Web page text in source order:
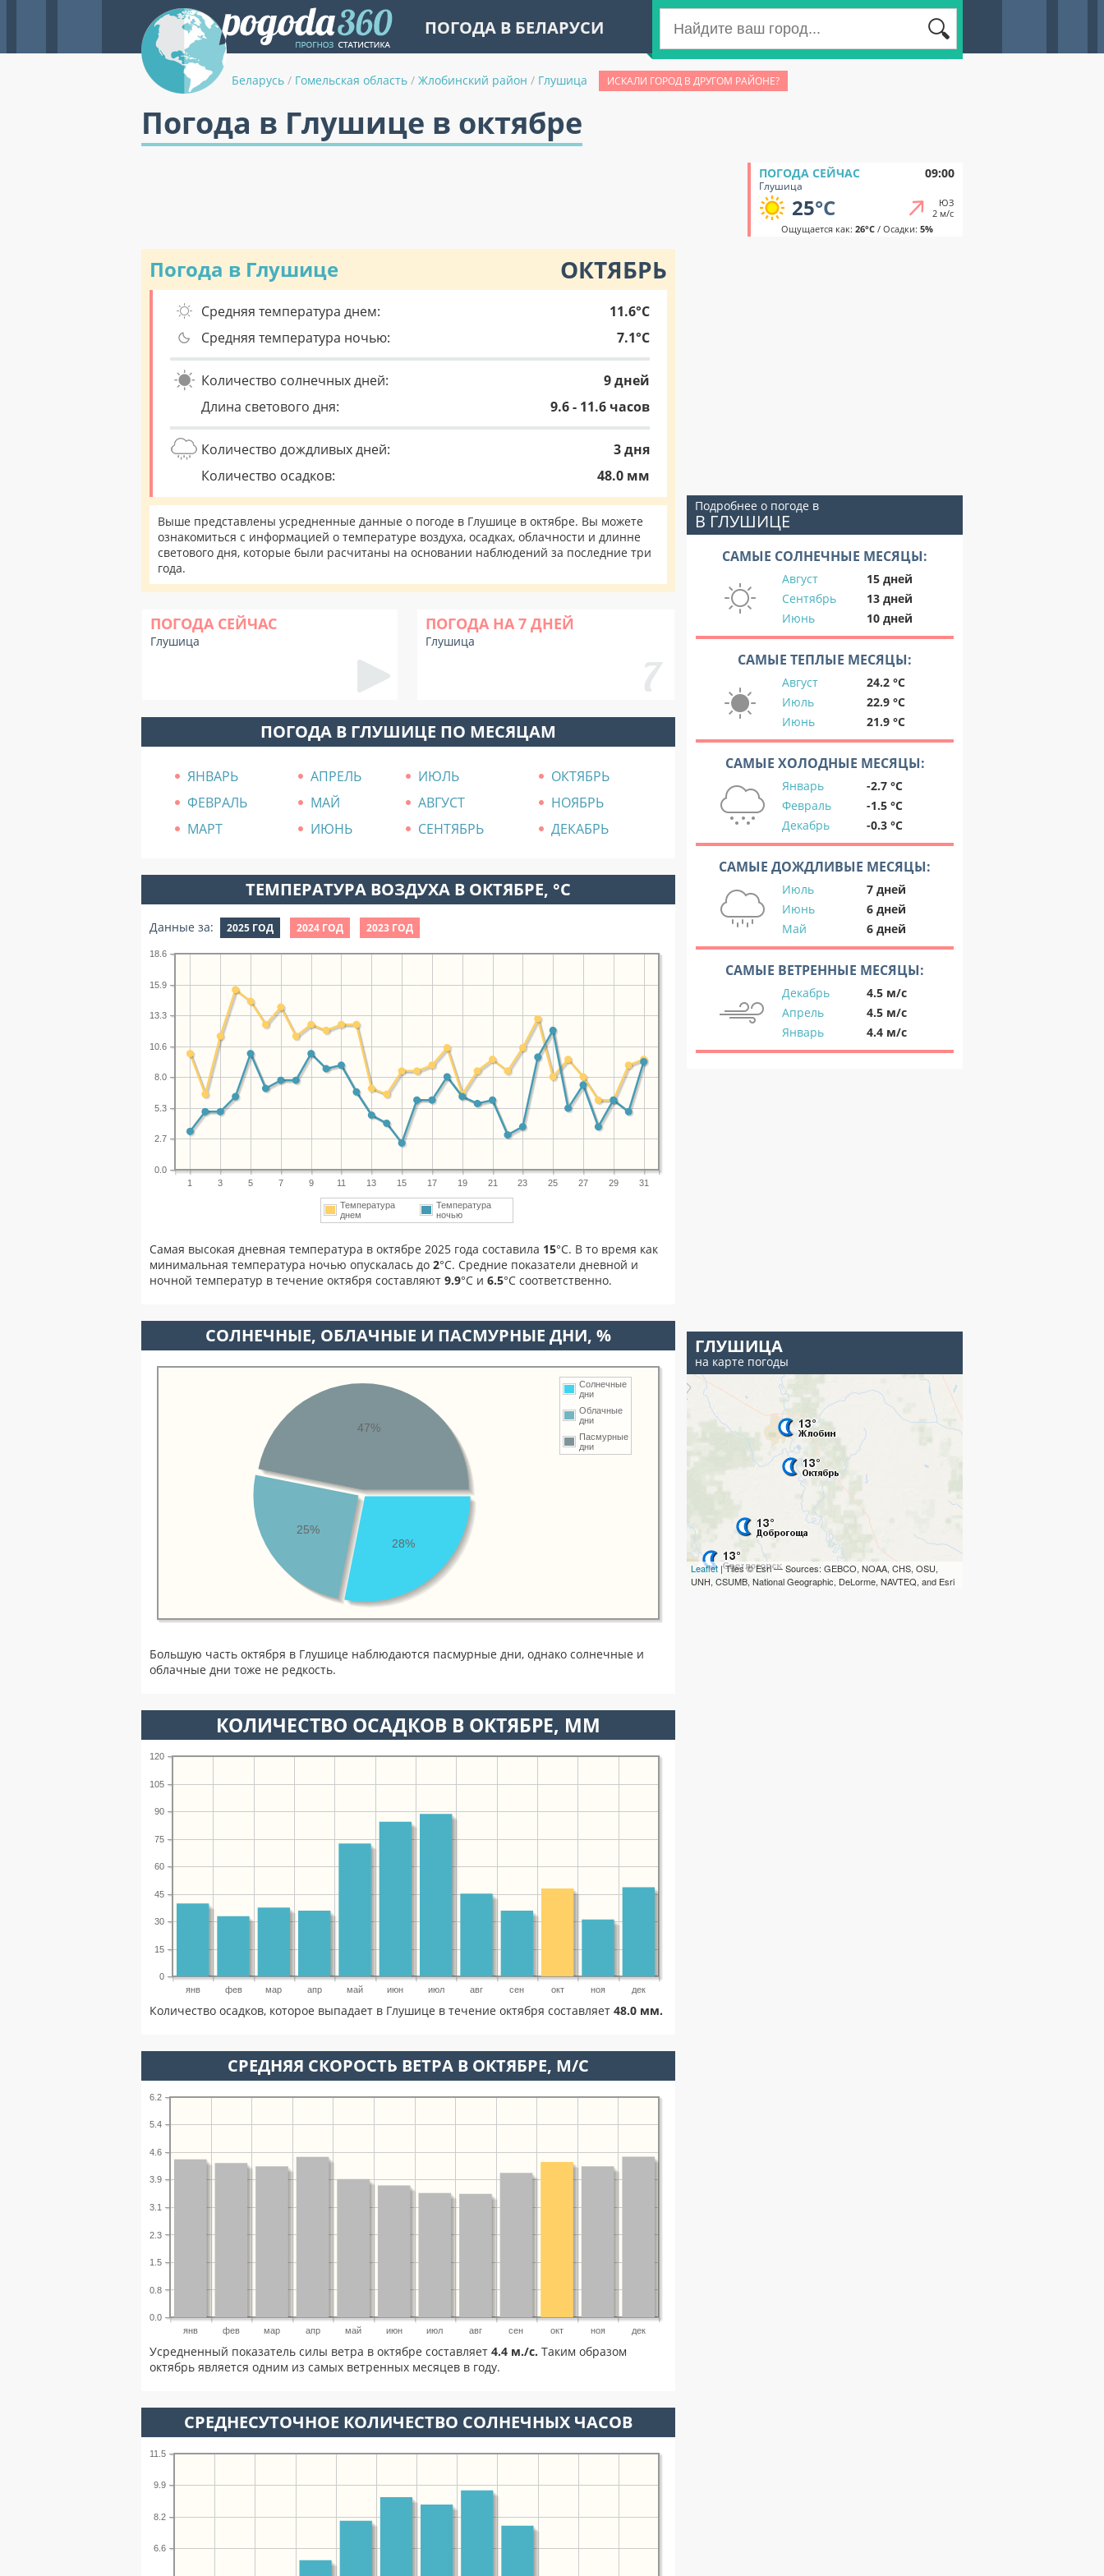
ПОГОДА В БЕЛАРУСИ
Беларусь / Гомельская область / Жлобинский район / Глушица ИСКАЛИ ГОРОД В ДРУГОМ РАЙОНЕ?
Погода в Глушице в октябре
ПОГОДА СЕЙЧАС 09:00
Глушица
25°C
ЮЗ
2 м/с
Ощущается как: 26°C/ Осадки: 5%
Погода в Глушице ОКТЯБРЬ
Средняя температура днем:
11.6°C
Средняя температура ночью:
7.1°C
Количество солнечных дней:
9 дней
Длина светового дня:
9.6 - 11.6 часов
Количество дождливых дней:
3 дня
Количество осадков:
48.0 мм
Выше представлены усредненные данные о погоде в Глушице в октябре. Вы можете
ознакомиться с информацией о температуре воздуха, осадках, облачности и длинне
светового дня, которые были расчитаны на основании наблюдений за последние три
года.
ПОГОДА СЕЙЧАС
Глушица
ПОГОДА НА 7 ДНЕЙ
Глушица
ПОГОДА В ГЛУШИЦЕ ПО МЕСЯЦАМ
ЯНВАРЬ АПРЕЛЬ ИЮЛЬ
ОКТЯБРЬ
ФЕВРАЛЬ
МАЙ АВГУСТ
НОЯБРЬ
МАРТ
ИЮНЬ СЕНТЯБРЬ ДЕКАБРЬ
ТЕМПЕРАТУРА ВОЗДУХА В ОКТЯБРЕ, °C
Данные за: 2025 ГОД 2024 ГОД 2023 ГОД
1 3 5 7 9 11 13 15 17 19 21 23 25 27 29 31
0.0
2.7
5.3
8.0
10.6
13.3
15.9
18.6
Температура
днем
Температура
ночью
Самая высокая дневная температура в октябре 2025 года составила 15°С. В то время как
минимальная температура ночью опускалась до 2°C. Средние показатели дневной и
ночной температур в течение октября составляют 9.9°С и 6.5°С соответственно.
CОЛНЕЧНЫЕ, ОБЛАЧНЫЕ И ПАСМУРНЫЕ ДНИ, %
Солнечные
дни
Облачные
дни
Пасмурные
дни
28%
25%
47%
Большую часть октября в Глушице наблюдаются пасмурные дни, однако солнечные и
облачные дни тоже не редкость.
КОЛИЧЕСТВО ОСАДКОВ В ОКТЯБРЕ, ММ
янв фев мар апр май июн июл авг сен окт ноя дек
0
15
30
45
60
75
90
105
120
Количество осадков, которое выпадает в Глушице в течение октября составляет 48.0 мм.
СРЕДНЯЯ СКОРОСТЬ ВЕТРА В ОКТЯБРЕ, М/С
янв фев мар апр май июн июл авг сен окт ноя дек
0.0
0.8
1.5
2.3
3.1
3.9
4.6
5.4
6.2
Усредненный показатель силы ветра в октябре составляет 4.4 м./с. Таким образом
октябрь является одним из самых ветренных месяцев в году.
СРЕДНЕСУТОЧНОЕ КОЛИЧЕСТВО СОЛНЕЧНЫХ ЧАСОВ
6.6
8.2
9.9
11.5
Подробнее о погоде в
В ГЛУШИЦЕ
САМЫЕ СОЛНЕЧНЫЕ МЕСЯЦЫ:
Август
15 дней
Сентябрь
13 дней
Июнь
10 дней
САМЫЕ ТЕПЛЫЕ МЕСЯЦЫ:
Август
24.2 °C
Июль
22.9 °C
Июнь
21.9 °C
САМЫЕ ХОЛОДНЫЕ МЕСЯЦЫ:
Январь
-2.7 °C
Февраль
-1.5 °C
Декабрь
-0.3 °C
САМЫЕ ДОЖДЛИВЫЕ МЕСЯЦЫ:
Июль
7 дней
Июнь
6 дней
Май
6 дней
САМЫЕ ВЕТРЕННЫЕ МЕСЯЦЫ:
Декабрь
4.5 м/с
Апрель
4.5 м/с
Январь
4.4 м/с
ГЛУШИЦА
на карте погоды
Leaflet | Tiles © Esri — Sources: GEBCO, NOAA, CHS, OSU,
UNH, CSUMB, National Geographic, DeLorme, NAVTEQ, and Esri